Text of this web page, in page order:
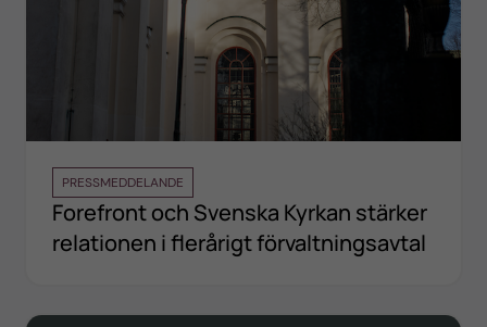
PRESSMEDDELANDE
Forefront och Svenska Kyrkan stärker
relationen i flerårigt förvaltningsavtal